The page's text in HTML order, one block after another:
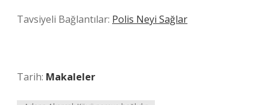
Tavsiyeli Bağlantılar: Polis Neyi Sağlar
Tarih: Makaleler